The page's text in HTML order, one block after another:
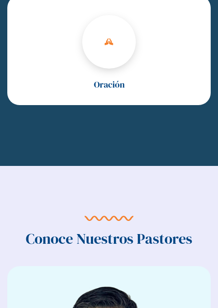
Oración
Conoce Nuestros Pastores